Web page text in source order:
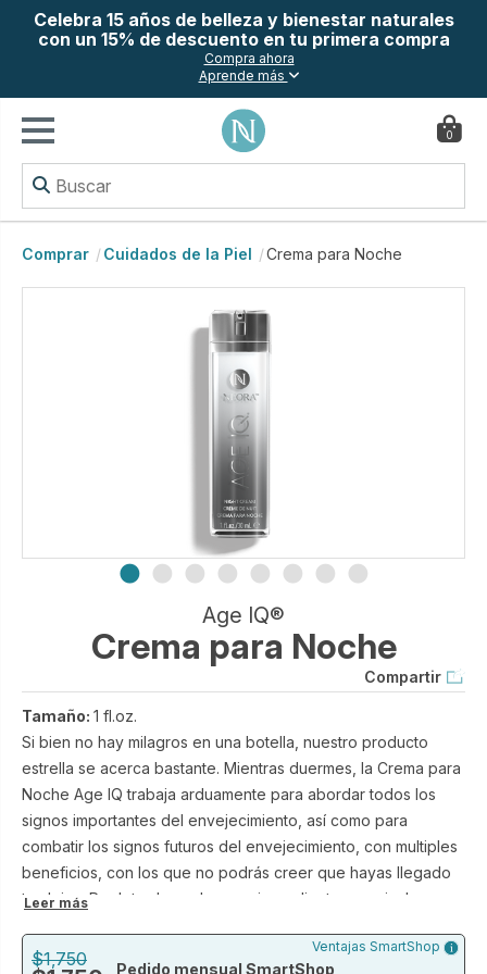
Celebra 15 años de belleza y bienestar naturales
con un 15% de descuento en tu primera compra
Compra ahora
Aprende más
0
Comprar Cuidados de la Piel Crema para Noche
Age IQ®
Crema para Noche
Compartir
Tamaño: 1 fl.oz.
Si bien no hay milagros en una botella, nuestro producto
estrella se acerca bastante. Mientras duermes, la Crema para
Noche Age IQ trabaja arduamente para abordar todos los
signos importantes del envejecimiento, así como para
combatir los signos futuros del envejecimiento, con multiples
beneficios, con los que no podrás creer que hayas llegado
tan lejos. Repleto de poderosos ingredientes que incluyen
plantas llamada bio retinol, que brinda los mismos resultados
Leer más
$1,750 Pedido mensual SmartShop
Ventajas SmartShop